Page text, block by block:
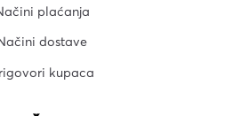
plaćanja
dostave
kupaca